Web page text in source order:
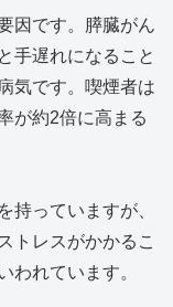
因です。膵臓がん
手遅れになること
気です。喫煙者は
が約2倍に高まる
持っていますが、
トレスがかかるこ
われています。